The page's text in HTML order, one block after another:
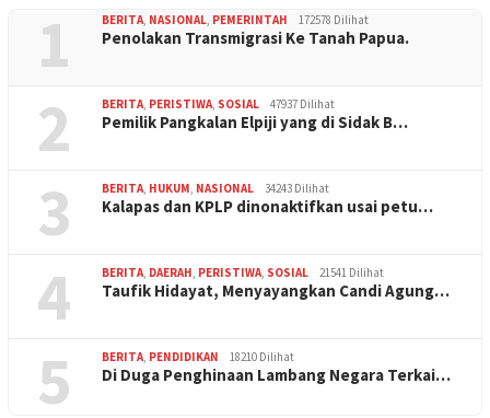
1 BERITA, NASIONAL, PEMERINTAH 172578 Dilihat
Penolakan Transmigrasi Ke Tanah Papua.
2 BERITA, PERISTIWA, SOSIAL 47937 Dilihat
Pemilik Pangkalan Elpiji yang di Sidak B…
3 BERITA, HUKUM, NASIONAL 34243 Dilihat
Kalapas dan KPLP dinonaktifkan usai petu…
4 BERITA, DAERAH, PERISTIWA, SOSIAL 21541 Dilihat
Taufik Hidayat, Menyayangkan Candi Agung…
5 BERITA, PENDIDIKAN 18210 Dilihat
Di Duga Penghinaan Lambang Negara Terkai…